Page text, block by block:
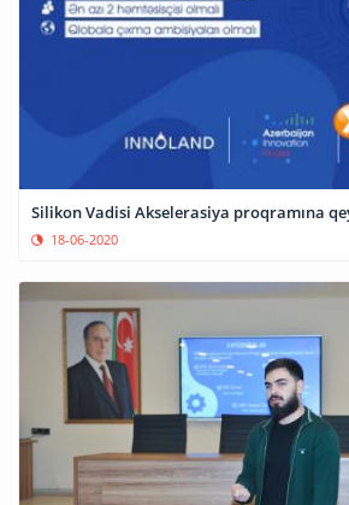
Silikon Vadisi Akselerasiya proqramına
18-06-2020